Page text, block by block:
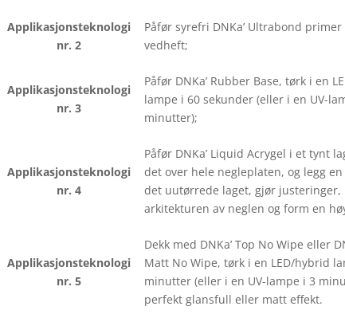
Applikasjonsteknologi
nr. 2
Påfør syrefri DNKa’ Ultrabond
vedheft;
Applikasjonsteknologi
nr. 3
Påfør DNKa’ Rubber Base, tørk i en
lampe i 60 sekunder (eller i en UV-
minutter);
Applikasjonsteknologi
nr. 4
Påfør DNKa’ Liquid Acrygel i et tynt
det over hele negleplaten, og legg
det uutørrede laget, gjør justeringer,
arkitekturen av neglen og form en
Applikasjonsteknologi
nr. 5
Dekk med DNKa’ Top No Wipe eller
Matt No Wipe, tørk i en LED/hybrid
minutter (eller i en UV-lampe i 3
perfekt glansfull eller matt effekt.